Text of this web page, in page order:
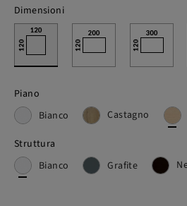
Dimensioni
Piano
Bianco
Castagno
Struttura
Bianco
Grafite